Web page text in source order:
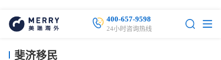
400-657-9598
24小时咨询热线
斐济移民